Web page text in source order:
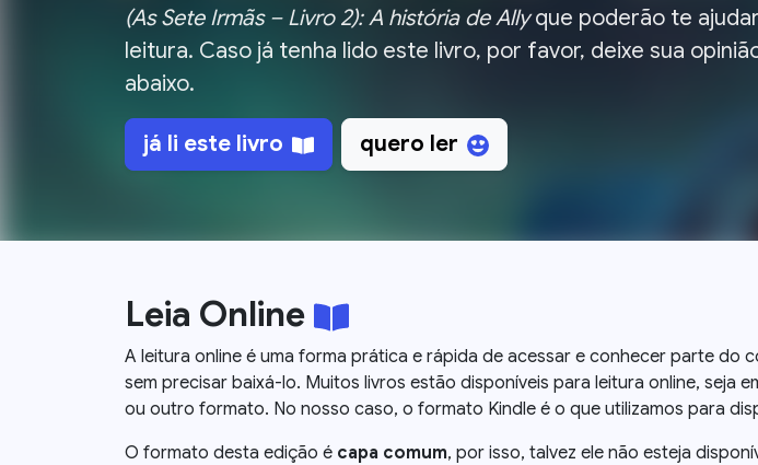
(As Sete Irmãs – Livro 2): A história de Allyque poderão te
leitura. Caso já tenha lido este livro, por favor, deixe sua
abaixo.
já li este livro quero ler
Leia Online
A leitura online é uma forma prática e rápida de acessar e conhecer parte do
sem precisar baixá-lo. Muitos livros estão disponíveis para leitura online, seja
ou outro formato. No nosso caso, o formato Kindle é o que utilizamos para
O formato desta edição é capa comum, por isso, talvez ele não esteja